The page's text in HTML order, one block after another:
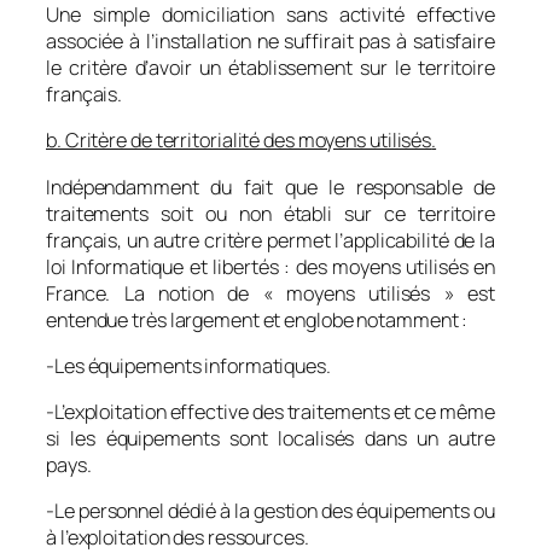
Une simple domiciliation sans activité effective
associée à l’installation ne suffirait pas à satisfaire
le critère d’avoir un établissement sur le territoire
français.
b. Critère de territorialité des moyens utilisés.
Indépendamment du fait que le responsable de
traitements soit ou non établi sur ce territoire
français, un autre critère permet l’applicabilité de la
loi Informatique et libertés : des moyens utilisés en
France. La notion de « moyens utilisés » est
entendue très largement et englobe notamment :
-Les équipements informatiques.
-L’exploitation effective des traitements et ce même
si les équipements sont localisés dans un autre
pays.
-Le personnel dédié à la gestion des équipements ou
à l’exploitation des ressources.